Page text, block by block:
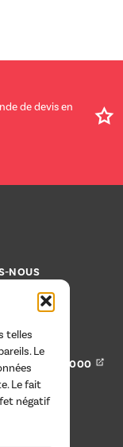
telles
Le
Le fait
négatif
de devis en
NOUS
2000
SERVICE 2000